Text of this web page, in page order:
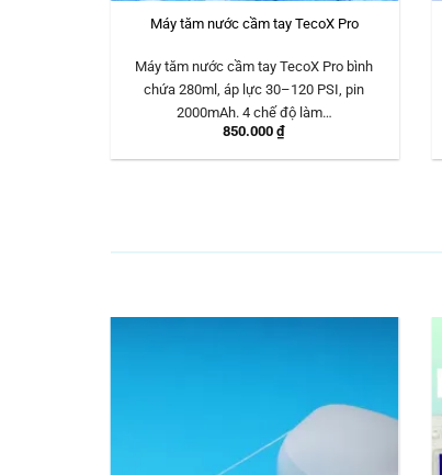
Máy tăm nước cầm tay TecoX Pro
Máy tăm nước cầm tay TecoX Pro bình
chứa 280ml, áp lực 30–120 PSI, pin
2000mAh. 4 chế độ làm…
850.000₫